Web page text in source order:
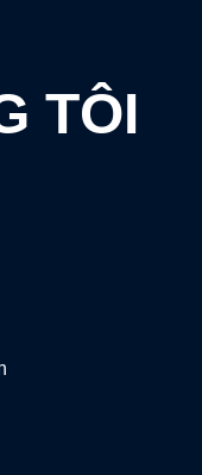
TÔI